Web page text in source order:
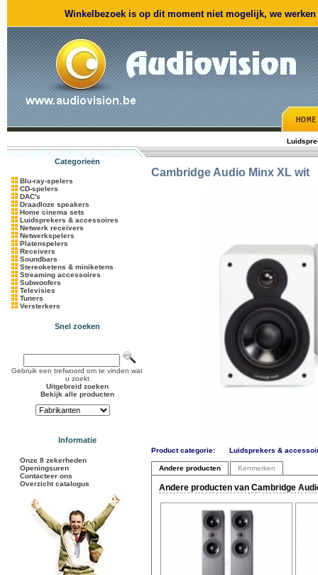
Winkelbezoek is op dit moment niet mogelijk, we
Categorieën
Blu-ray-spelers
CD-spelers
DAC's
Draadloze speakers
Home cinema sets
Luidsprekers & accessoires
Netwerk receivers
Netwerkspelers
Platenspelers
Receivers
Soundbars
Stereoketens & miniketens
Streaming accessoires
Subwoofers
Televisies
Tuners
Versterkers
Snel zoeken
Gebruik een trefwoord om te vinden wat
u zoekt
Uitgebreid zoeken
Bekijk alle producten
Informatie
Onze 8 zekerheden
Openingsuren
Contacteer ons
Overzicht catalogus
Cambridge Audio Minx XL wit
Product categorie: Luidsprekers &
Andere producten Kenmerken
Andere producten van Cambridge